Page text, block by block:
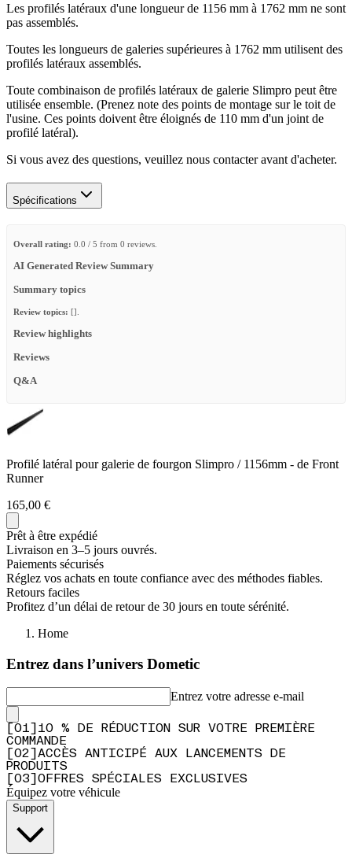
Les profilés latéraux d'une longueur de 1156 mm à 1762 mm ne sont
pas assemblés.
Toutes les longueurs de galeries supérieures à 1762 mm utilisent des
profilés latéraux assemblés.
Toute combinaison de profilés latéraux de galerie Slimpro peut être
utilisée ensemble. (Prenez note des points de montage sur le toit de
l'usine. Ces points doivent être éloignés de 110 mm d'un joint de
profilé latéral).
Si vous avez des questions, veuillez nous contacter avant d'acheter.
Spécifications
Overall rating: 0.0 / 5 from 0 reviews.
AI Generated Review Summary
Summary topics
Review topics: [].
Review highlights
Reviews
Q&A
Profilé latéral pour galerie de fourgon Slimpro / 1156mm - de Front
Runner
165,00 €
Prêt à être expédié
Livraison en 3–5 jours ouvrés.
Paiements sécurisés
Réglez vos achats en toute confiance avec des méthodes fiables.
Retours faciles
Profitez d’un délai de retour de 30 jours en toute sérénité.
Home
Entrez dans l’univers Dometic
Entrez votre adresse e-mail
01
10 % DE RÉDUCTION SUR VOTRE PREMIÈRE
COMMANDE
02
ACCÈS ANTICIPÉ AUX LANCEMENTS DE
PRODUITS
03 OFFRES SPÉCIALES EXCLUSIVES
Équipez votre véhicule
Support